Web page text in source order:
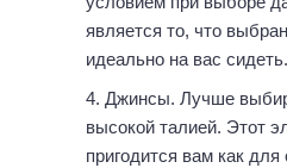
является то, что
идеально на вас сидеть.
Джинсы. Лучше
высокой талией. Этот
пригодится вам как для